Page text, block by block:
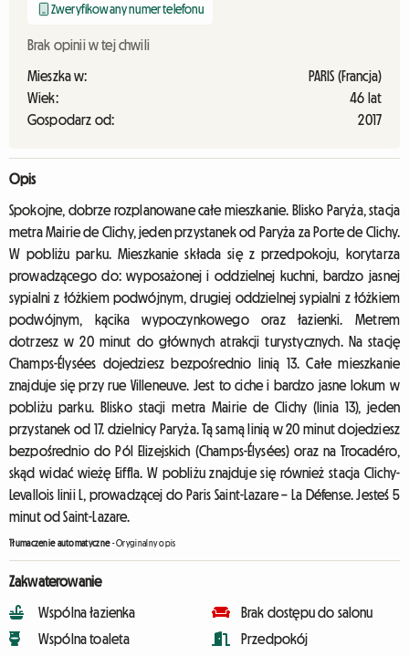
Zweryfikowany numer telefonu
Brak opinii w tej chwili
Mieszka w:
PARIS (Francja)
Wiek:
46 lat
Gospodarz od:
2017
Opis
Spokojne, dobrze rozplanowane całe mieszkanie. Blisko Paryża, stacja
metra Mairie de Clichy, jeden przystanek od Paryża za Porte de Clichy.
W pobliżu parku. Mieszkanie składa się z przedpokoju, korytarza
prowadzącego do: wyposażonej i oddzielnej kuchni, bardzo jasnej
sypialni z łóżkiem podwójnym, drugiej oddzielnej sypialni z łóżkiem
podwójnym, kącika wypoczynkowego oraz łazienki. Metrem
dotrzesz w 20 minut do głównych atrakcji turystycznych. Na stację
Champs-Élysées dojedziesz bezpośrednio linią 13. Całe mieszkanie
znajduje się przy rue Villeneuve. Jest to ciche i bardzo jasne lokum w
pobliżu parku. Blisko stacji metra Mairie de Clichy (linia 13), jeden
przystanek od 17. dzielnicy Paryża. Tą samą linią w 20 minut dojedziesz
bezpośrednio do Pól Elizejskich (Champs-Élysées) oraz na Trocadéro,
skąd widać wieżę Eiffla. W pobliżu znajduje się również stacja Clichy-
Levallois linii L, prowadzącej do Paris Saint-Lazare – La Défense. Jesteś 5
minut od Saint-Lazare.
Tłumaczenie automatyczne-Oryginalny opis
Zakwaterowanie
Wspólna łazienka
Wspólna toaleta
Brak dostępu do salonu
Przedpokój